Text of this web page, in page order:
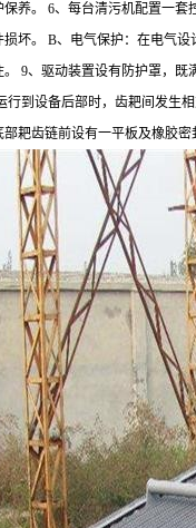
养。 6、每台清污机配置一
坏。 B、电气保护：在电气
9、驱动装置设有防护罩，
行到设备后部时，齿耙间发生
耙齿链前设有一平板及橡胶